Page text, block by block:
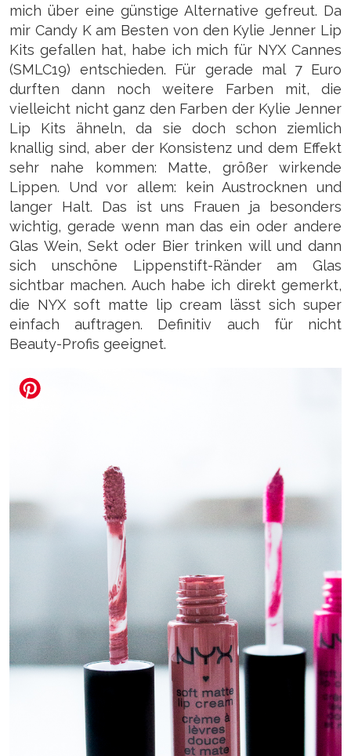
mich über eine günstige Alternative gefreut. Da
mir Candy K am Besten von den Kylie Jenner Lip
Kits gefallen hat, habe ich mich für NYX Cannes
(SMLC19) entschieden. Für gerade mal 7 Euro
durften dann noch weitere Farben mit, die
vielleicht nicht ganz den Farben der Kylie Jenner
Lip Kits ähneln, da sie doch schon ziemlich
knallig sind, aber der Konsistenz und dem Effekt
sehr nahe kommen: Matte, größer wirkende
Lippen. Und vor allem: kein Austrocknen und
langer Halt. Das ist uns Frauen ja besonders
wichtig, gerade wenn man das ein oder andere
Glas Wein, Sekt oder Bier trinken will und dann
sich unschöne Lippenstift-Ränder am Glas
sichtbar machen. Auch habe ich direkt gemerkt,
die NYX soft matte lip cream lässt sich super
einfach auftragen. Definitiv auch für nicht
Beauty-Profis geeignet.